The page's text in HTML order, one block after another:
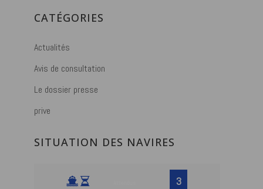
CATÉGORIES
Actualités
Avis de consultation
Le dossier presse
prive
SITUATION DES NAVIRES
3